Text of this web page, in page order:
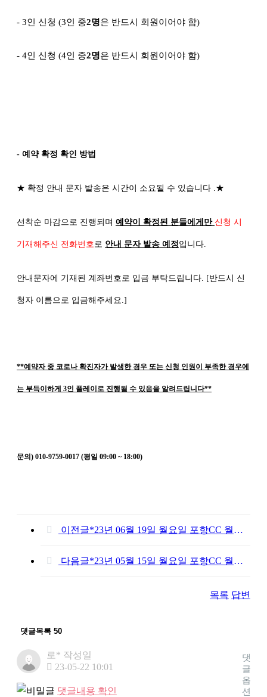
- 3인 신청 (3인 중2명은 반드시 회원이어야 함)
- 4인 신청 (4인 중2명은 반드시 회원이어야 함)
- 예약 확정 확인 방법
★ 확정 안내 문자 발송은 시간이 소요될 수 있습니다 .★
선착순 마감으로 진행되며 예약이 확정된 분들에게만 신청 시
기재해주신 전화번호로 안내 문자 발송 예정입니다.
안내문자에 기재된 계좌번호로 입금 부탁드립니다. [반드시 신
청자 이름으로 입금해주세요.]
**예약자 중 코로나 확진자가 발생한 경우 또는 신청 인원이 부족한 경우에
는 부득이하게 3인 플레이로 진행될 수 있음을 알려드립니다**
문의) 010-9759-0017 (평일 09:00 ~ 18:00)
이전글*23년 06월 19일 월요일 포항CC 월례회 신청*(마감!)
다음글*23년 05월 15일 월요일 포항CC 월례회 신청(마감)*
목록 답변
댓글목록 50
로* 작성일
23-05-22 10:01
댓글내용 확인
댓
글
옵
션